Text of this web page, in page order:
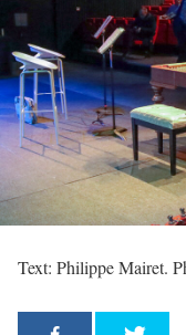
Text: Philippe Mairet.